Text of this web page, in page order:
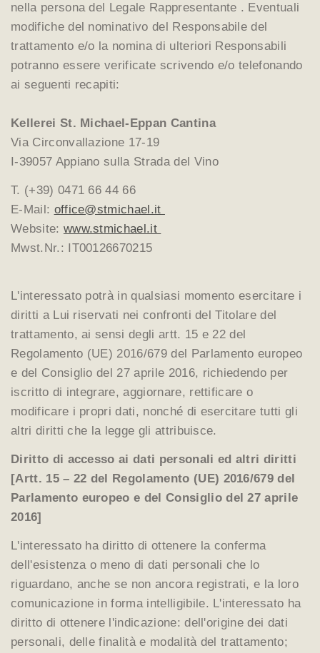
nella persona del Legale Rappresentante . Eventuali
modifiche del nominativo del Responsabile del
trattamento e/o la nomina di ulteriori Responsabili
potranno essere verificate scrivendo e/o telefonando
ai seguenti recapiti:
Kellerei St. Michael-Eppan Cantina
Via Circonvallazione 17-19
I-39057 Appiano sulla Strada del Vino
T. (+39) 0471 66 44 66
E-Mail: office@stmichael.it
Website: www.stmichael.it
Mwst.Nr.: IT00126670215
L'interessato potrà in qualsiasi momento esercitare i
diritti a Lui riservati nei confronti del Titolare del
trattamento, ai sensi degli artt. 15 e 22 del
Regolamento (UE) 2016/679 del Parlamento europeo
e del Consiglio del 27 aprile 2016, richiedendo per
iscritto di integrare, aggiornare, rettificare o
modificare i propri dati, nonché di esercitare tutti gli
altri diritti che la legge gli attribuisce.
Diritto di accesso ai dati personali ed altri diritti
[Artt. 15 – 22 del Regolamento (UE) 2016/679 del
Parlamento europeo e del Consiglio del 27 aprile
2016]
L'interessato ha diritto di ottenere la conferma
dell'esistenza o meno di dati personali che lo
riguardano, anche se non ancora registrati, e la loro
comunicazione in forma intelligibile. L'interessato ha
diritto di ottenere l'indicazione: dell'origine dei dati
personali, delle finalità e modalità del trattamento;